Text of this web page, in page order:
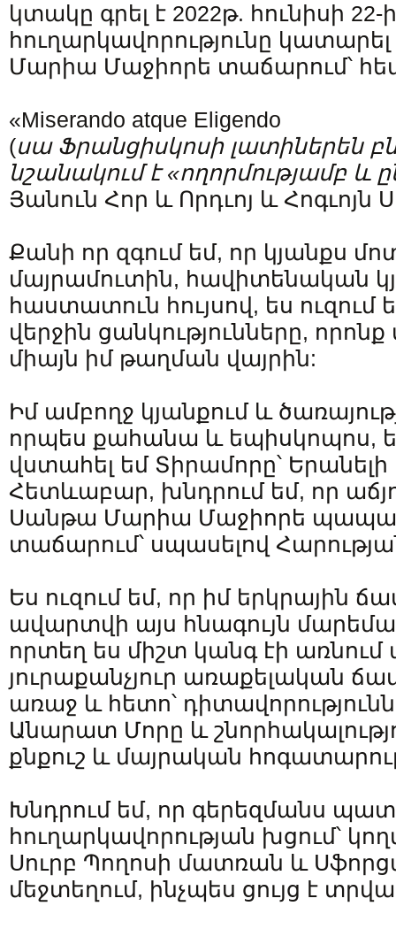
կտակը գրել է 2022թ. հունիսի
հուղարկավորությունը
Մարիա Մաջիորե տաճարում՝
«Miserando atque Eligendo
(սա Ֆրանցիսկոսի լատիներեն
նշանակում է«ողորմությամբ և
Յանուն Հոր և Որդւոյ և Հոգւոյն
Քանի որ զգում եմ, որ կյանքս
մայրամուտին, հավիտենական
հաստատուն հույսով, ես ուզում
վերջին ցանկությունները,
միայն իմ թաղման վայրին:
Իմ ամբողջ կյանքում և
որպես քահանա և եպիսկոպոս,
վստահել եմ Տիրամորը՝
Հետևաբար, խնդրում եմ, որ
Սանթա Մարիա Մաջիորե
տաճարում՝ սպասելով
Ես ուզում եմ, որ իմ երկրային
ավարտվի այս հնագույն
որտեղ ես միշտ կանգ էի առնում
յուրաքանչյուր առաքելական
առաջ և հետո՝
Անարատ Մորը և
քնքուշ և մայրական
Խնդրում եմ, որ գերեզմանս
հուղարկավորության խցում՝
Սուրբ Պողոսի մատռան և
մեջտեղում, ինչպես ցույց է